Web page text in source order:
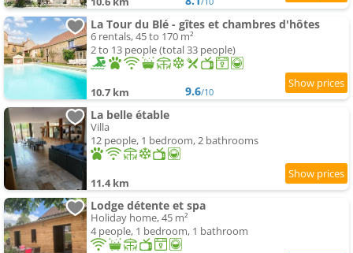
La Tour du Blé - gîtes et chambres d'hôtes
6 rentals, 45 to 170 m²
2 to 13 people (total 33 people)
10.7 km 9.6/10
La belle étable
Villa
12 people, 1 bedroom, 2 bathrooms
11.4 km
Lodge détente et spa
Holiday home, 45 m²
4 people, 1 bedroom, 1 bathroom